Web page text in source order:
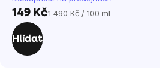
149 KčMěrná
1 490 Kč / 100 ml
Hlídat